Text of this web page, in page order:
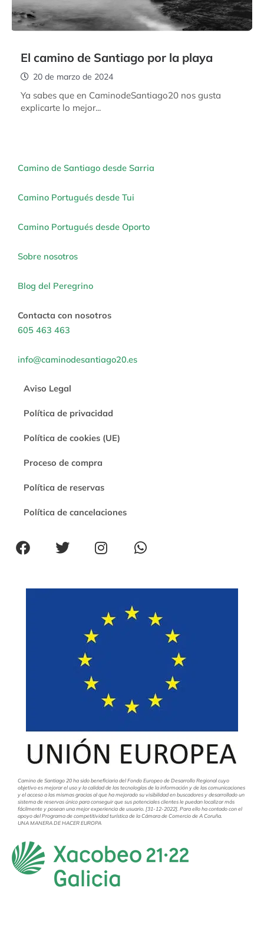
El camino de Santiago por la playa
20 de marzo de 2024
Ya sabes que en CaminodeSantiago20 nos gusta
explicarte lo mejor...
Camino de Santiago desde Sarria
Camino Portugués desde Tui
Camino Portugués desde Oporto
Sobre nosotros
Blog del Peregrino
Contacta con nosotros
605 463 463
info@caminodesantiago20.es
Aviso Legal
Política de privacidad
Política de cookies (UE)
Proceso de compra
Política de reservas
Política de cancelaciones
F
a
e
T
w
t
I
n
t
g
r
W
h
t
Camino de Santiago 20 ha sido beneficiaria del Fondo Europeo de Desarrollo Regional cuyo
objetivo es mejorar el uso y la calidad de las tecnologías de la información y de las comunicaciones
y el acceso a las mismas gracias al que ha mejorado su visibilidad en buscadores y desarrollado un
sistema de reservas único para conseguir que sus potenciales clientes le puedan localizar más
fácilmente y posean una mejor experiencia de usuario. [31-12-2022]. Para ello ha contado con el
apoyo del Programa de competitividad turística de la Cámara de Comercio de A Coruña.
UNA MANERA DE HACER EUROPA